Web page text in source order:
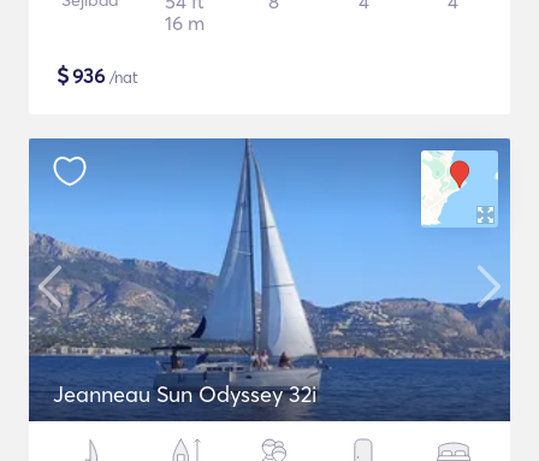
16 m
$936 /nat
Jeanneau Sun Odyssey 32i